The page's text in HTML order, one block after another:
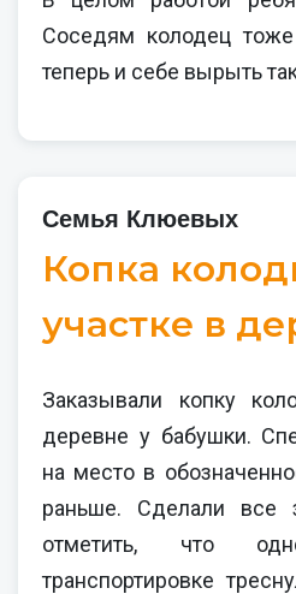
Соседям колодец тоже
теперь и себе вырыть
Семья Клюевых
Копка
участке в
Заказывали копку
деревне у бабушки.
на место в
раньше. Сделали все
отметить, что
транспортировке